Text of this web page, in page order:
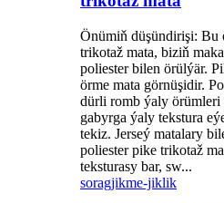
Önümiň düşündirişi: Bu
trikotaž mata, biziň
poliester bilen örülýär.
örme mata görnüşidir.
dürli romb ýaly örümleri
gabyrga ýaly tekstura
tekiz. Jerseý matalary
poliester pike trikotaž
teksturasy bar, sw...
soragjikme-jiklik